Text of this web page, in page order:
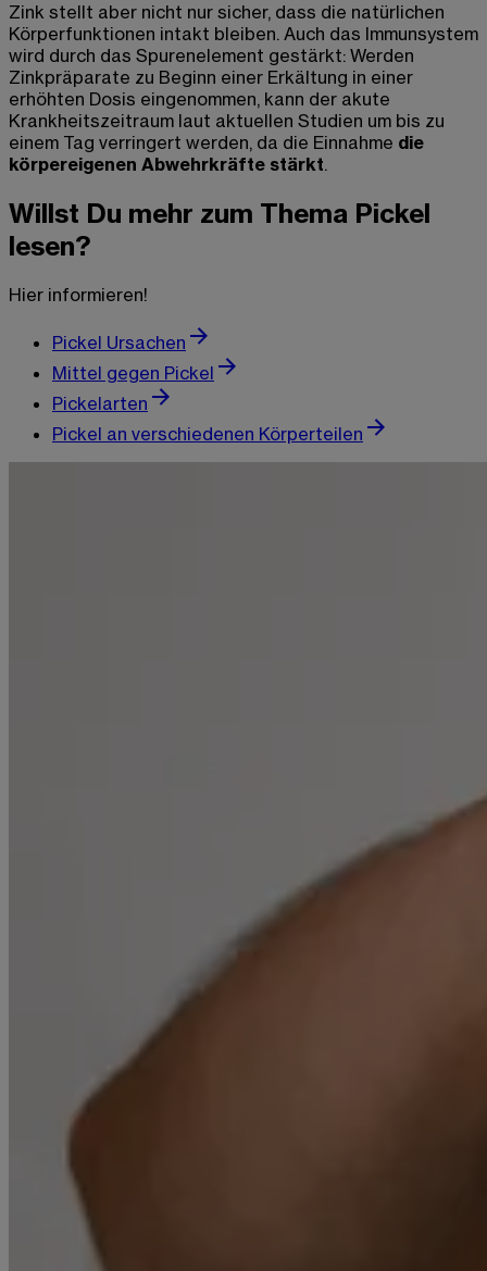
Zink stellt aber nicht nur sicher, dass die natürlichen
Körperfunktionen intakt bleiben. Auch das Immunsystem
wird durch das Spurenelement gestärkt: Werden
Zinkpräparate zu Beginn einer Erkältung in einer
erhöhten Dosis eingenommen, kann der akute
Krankheitszeitraum laut aktuellen Studien um bis zu
einem Tag verringert werden, da die Einnahme die
körpereigenen Abwehrkräfte stärkt.
Willst Du mehr zum Thema Pickel
lesen?
Hier informieren!
Pickel Ursachen
Mittel gegen Pickel
Pickelarten
Pickel an verschiedenen Körperteilen